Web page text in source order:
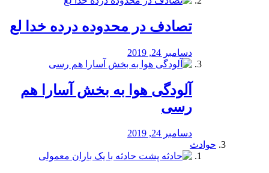
تصادف در محدوده درده خدا لع
دسامبر 24, 2019
آلودگی هوا به بخش آسارا هم
رسی
دسامبر 24, 2019
حوادث